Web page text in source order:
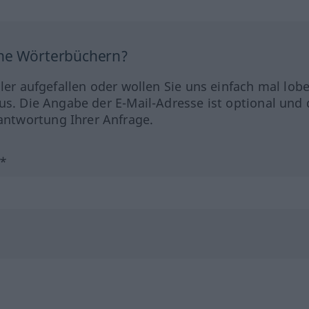
Wörterbüchern?
aufgefallen oder wollen Sie uns einfach mal
Die Angabe der E-Mail-Adresse ist optional und
Ihrer Anfrage.